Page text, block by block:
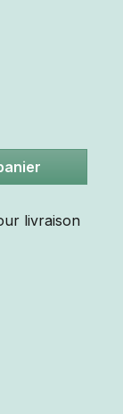
livraison